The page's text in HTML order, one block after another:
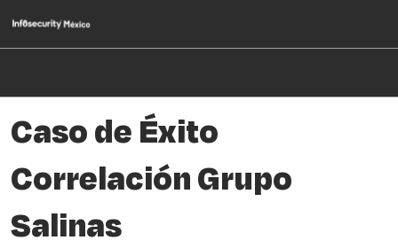
al
contenido
Caso de Éxito
Correlación Grupo
Salinas